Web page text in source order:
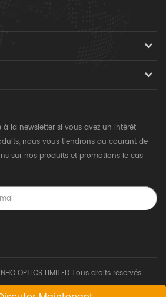
à la newsletter si vous avez un intérêt
nous vous tiendrons au courant de
sur nos produits et promotions le cas
OPTICS LIMITED Tous droits réservés.